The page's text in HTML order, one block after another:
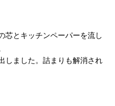
芯とキッチンペーパーを流し
しました。詰まりも解消され